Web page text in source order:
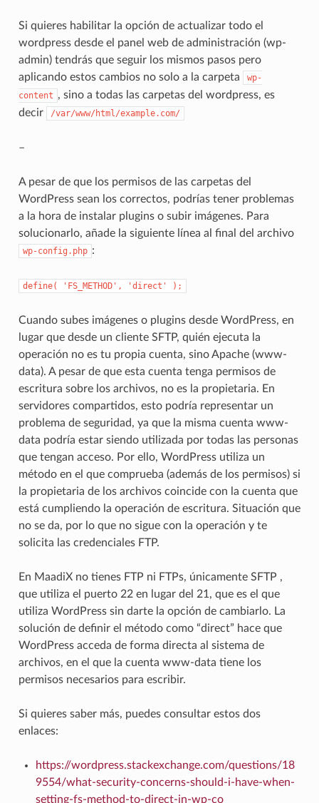
Si quieres habilitar la opción de actualizar todo el
wordpress desde el panel web de administración (wp-
admin) tendrás que seguir los mismos pasos pero
aplicando estos cambios no solo a la carpeta
wp-
content , sino a todas las carpetas del wordpress, es
decir
/var/www/html/example.com/
–
A pesar de que los permisos de las carpetas del
WordPress sean los correctos, podrías tener problemas
a la hora de instalar plugins o subir imágenes. Para
solucionarlo, añade la siguiente línea al final del archivo
wp-config.php :
define( 'FS_METHOD', 'direct' );
Cuando subes imágenes o plugins desde WordPress, en
lugar que desde un cliente SFTP, quién ejecuta la
operación no es tu propia cuenta, sino Apache (www-
data). A pesar de que esta cuenta tenga permisos de
escritura sobre los archivos, no es la propietaria. En
servidores compartidos, esto podría representar un
problema de seguridad, ya que la misma cuenta www-
data podría estar siendo utilizada por todas las personas
que tengan acceso. Por ello, WordPress utiliza un
método en el que comprueba (además de los permisos) si
la propietaria de los archivos coincide con la cuenta que
está cumpliendo la operación de escritura. Situación que
no se da, por lo que no sigue con la operación y te
solicita las credenciales FTP.
En MaadiX no tienes FTP ni FTPs, únicamente SFTP ,
que utiliza el puerto 22 en lugar del 21, que es el que
utiliza WordPress sin darte la opción de cambiarlo. La
solución de definir el método como “direct” hace que
WordPress acceda de forma directa al sistema de
archivos, en el que la cuenta www-data tiene los
permisos necesarios para escribir.
Si quieres saber más, puedes consultar estos dos
enlaces:
https://wordpress.stackexchange.com/questions/18
9554/what-security-concerns-should-i-have-when-
setting-fs-method-to-direct-in-wp-co